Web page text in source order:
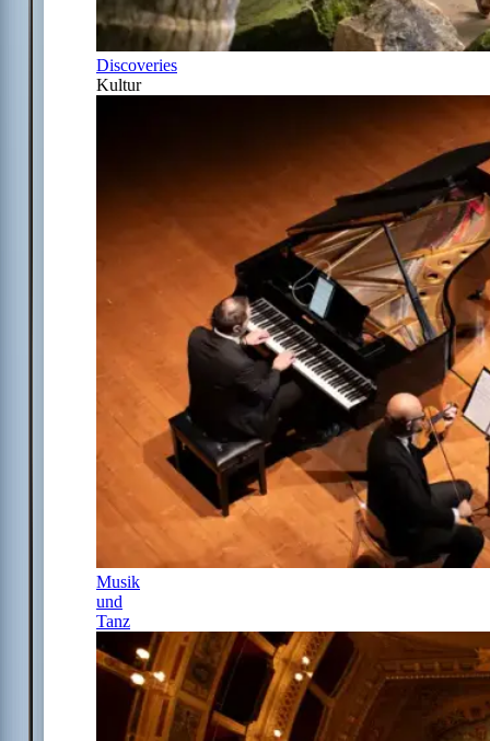
Discoveries
Kultur
Musik
und
Tanz